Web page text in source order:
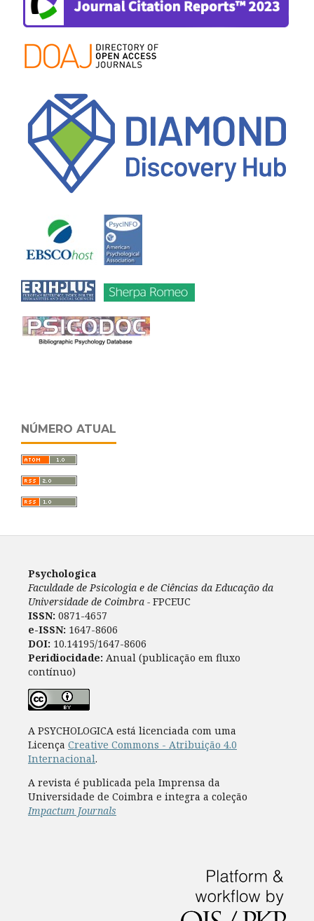
NÚMERO ATUAL
Psychologica
Faculdade de Psicologia e de Ciências da Educação da
Universidade de Coimbra - FPCEUC
ISSN: 0871-4657
e-ISSN: 1647-8606
DOI: 10.14195/1647-8606
Peridiocidade: Anual (publicação em fluxo
contínuo)
A PSYCHOLOGICA está licenciada com uma
Licença Creative Commons - Atribuição 4.0
Internacional.
A revista é publicada pela Imprensa da
Universidade de Coimbra e integra a coleção
Impactum Journals